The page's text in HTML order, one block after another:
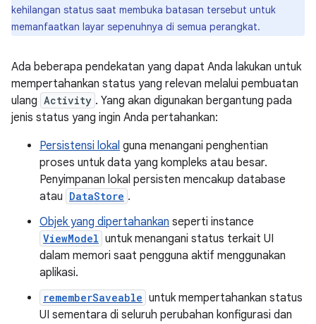
kehilangan status saat membuka batasan tersebut untuk
memanfaatkan layar sepenuhnya di semua perangkat.
Ada beberapa pendekatan yang dapat Anda lakukan untuk
mempertahankan status yang relevan melalui pembuatan
ulang Activity . Yang akan digunakan bergantung pada
jenis status yang ingin Anda pertahankan:
Persistensi lokal guna menangani penghentian
proses untuk data yang kompleks atau besar.
Penyimpanan lokal persisten mencakup database
atau DataStore .
Objek yang dipertahankan seperti instance
ViewModel untuk menangani status terkait UI
dalam memori saat pengguna aktif menggunakan
aplikasi.
rememberSaveable untuk mempertahankan status
UI sementara di seluruh perubahan konfigurasi dan